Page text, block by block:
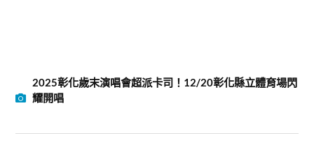
2025彰化歲末演唱會超派卡司！12/20彰化縣立體育場閃
耀開唱